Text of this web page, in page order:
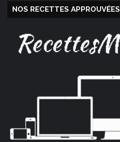
NOS RECETTES APPROUVÉES